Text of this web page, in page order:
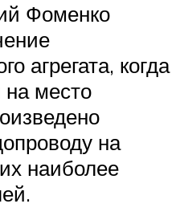
Фоменко
агрегата, когда
на место
на
наиболее